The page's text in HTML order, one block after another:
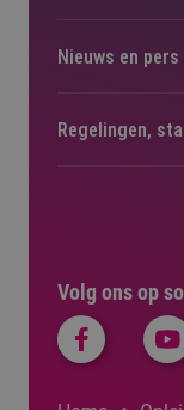
Volg ons op
Nieuws en pers
Regelingen,